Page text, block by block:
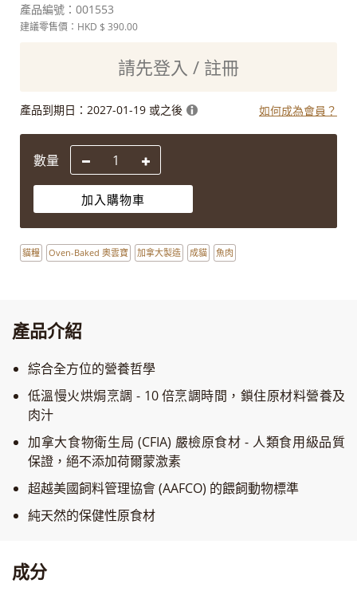
產品編號： 001553
建議零售價：HKD $ 390.00
請先登入 / 註冊
產品到期日： 2027-01-19 或之後 如何成為會員？
數量
加入購物車
貓糧 Oven-Baked 奧雲寶 加拿大製造 成貓 魚肉
產品介紹
綜合全方位的營養哲學
低溫慢火烘焗烹調 - 10 倍烹調時間，鎖住原材料營養及
肉汁
加拿大食物衛生局 (CFIA) 嚴檢原食材 - 人類食用級品質
保證，絕不添加荷爾蒙激素
超越美國飼料管理協會 (AAFCO) 的餵飼動物標準
純天然的保健性原食材
成分